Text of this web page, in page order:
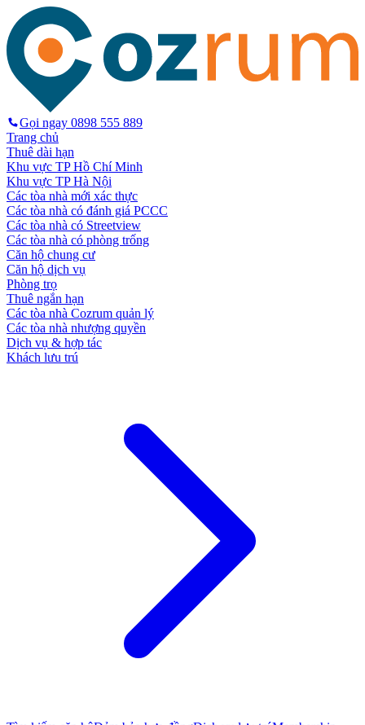
Gọi ngay 0898 555 889
Trang chủ
Thuê dài hạn
Khu vực TP Hồ Chí Minh
Khu vực TP Hà Nội
Các tòa nhà mới xác thực
Các tòa nhà có đánh giá PCCC
Các tòa nhà có Streetview
Các tòa nhà có phòng trống
Căn hộ chung cư
Căn hộ dịch vụ
Phòng trọ
Thuê ngắn hạn
Các tòa nhà Cozrum quản lý
Các tòa nhà nhượng quyền
Dịch vụ & hợp tác
Khách lưu trú